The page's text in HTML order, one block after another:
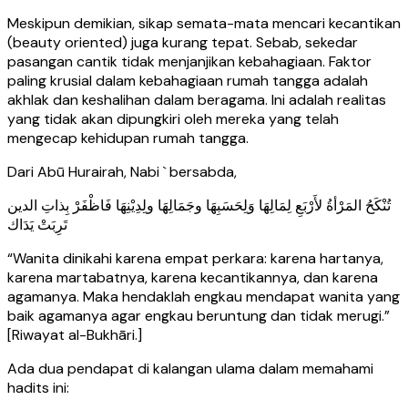
Meskipun demikian, sikap semata-mata mencari kecantikan
(beauty oriented) juga kurang tepat. Sebab, sekedar
pasangan cantik tidak menjanjikan kebahagiaan. Faktor
paling krusial dalam kebahagiaan rumah tangga adalah
akhlak dan keshalihan dalam beragama. Ini adalah realitas
yang tidak akan dipungkiri oleh mereka yang telah
mengecap kehidupan rumah tangga.
Dari Abū Hurairah, Nabi ` bersabda,
تُنْكَحُ المَرْأةُ لأَرْبَعِ لِمَالِهَا وَلِحَسَبِهَا وجَمَالِهَا ولِدِيْنِهَا فَاظْفَرْ بِذاتِ الدين
تَرِبَتْ يَدَاك
“Wanita dinikahi karena empat perkara: karena hartanya,
karena martabatnya, karena kecantikannya, dan karena
agamanya. Maka hendaklah engkau mendapat wanita yang
baik agamanya agar engkau beruntung dan tidak merugi.”
[Riwayat al-Bukhāri.]
Ada dua pendapat di kalangan ulama dalam memahami
hadits ini: